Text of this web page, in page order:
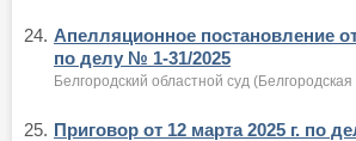
24. Апелляционное постановление от
по делу № 1-31/2025
Белгородский областной суд
25. Приговор от 12 марта 2025 г. по